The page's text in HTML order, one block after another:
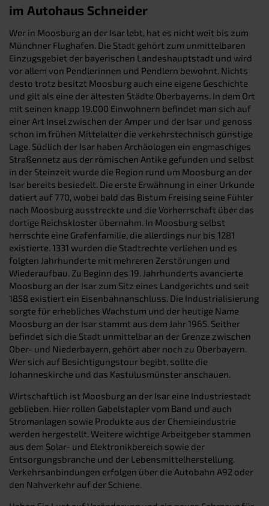
im Autohaus Schneider
Wer in Moosburg an der Isar lebt, hat es nicht weit bis zum
Münchner Flughafen. Die Stadt gehört zum unmittelbaren
Einzugsgebiet der bayerischen Landeshauptstadt und wird
vor allem von Pendlerinnen und Pendlern bewohnt. Nichts
desto trotz besitzt Moosburg auch eine eigene Geschichte
und gilt als eine der ältesten Städte Oberbayerns. In dem Ort
mit seinen knapp 19.000 Einwohnern befindet man sich auf
einer Art Insel zwischen der Amper und der Isar und genoss
schon im frühen Mittelalter die verkehrstechnisch günstige
Lage. Südlich der Isar haben Archäologen ein engmaschiges
Straßennetz aus der römischen Antike gefunden und selbst
in der Steinzeit wurde die Region rund um Moosburg an der
Isar bereits besiedelt. Die erste Erwähnung in einer Urkunde
datiert auf 770, wobei bald das Bistum Freising seine Fühler
nach Moosburg ausstreckte und die Vorherrschaft über das
dortige Reichskloster übernahm. In Moosburg selbst
herrschte eine Grafenfamilie, die allerdings nur bis 1281
existierte. 1331 wurden die Stadtrechte verliehen und es
folgten Jahrhunderte mit mehreren Zerstörungen und
Wiederaufbau. Zu Beginn des 19. Jahrhunderts avancierte
Moosburg an der Isar zum Sitz eines Landgerichts und seit
1858 existiert ein Eisenbahnanschluss. Die Industrialisierung
sorgte für erhebliches Wachstum und der heutige Name
Moosburg an der Isar stammt aus dem Jahr 1965. Seither
befindet sich die Stadt unmittelbar an der Grenze zwischen
Ober- und Niederbayern, gehört aber noch zu Oberbayern.
Wer sich auf Besichtigungstour begibt, sollte die
Johanneskirche und das Kastulusmünster anschauen.
Wirtschaftlich ist Moosburg an der Isar eine Industriestadt
geblieben. Hier rollen Gabelstapler vom Band und auch
Stromanlagen sowie Produkte aus der Chemieindustrie
werden hergestellt. Weitere wichtige Arbeitgeber stammen
aus dem Solar- und Elektronikbereich sowie der
Entsorgungsbranche und der Lebensmittelherstellung.
Verkehrsanbindungen erfolgen über die Autobahn A92 oder
den Nahverkehr auf der Schiene.